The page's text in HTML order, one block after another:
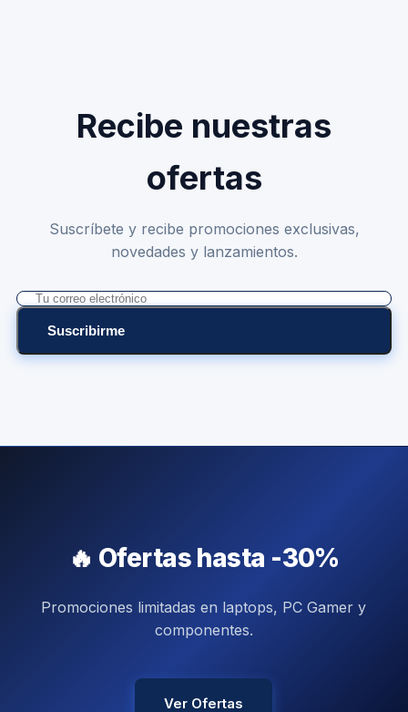
Recibe nuestras
ofertas
Suscríbete y recibe promociones exclusivas,
novedades y lanzamientos.
Suscribirme
🔥 Ofertas hasta -30%
Promociones limitadas en laptops, PC Gamer y
componentes.
Ver Ofertas